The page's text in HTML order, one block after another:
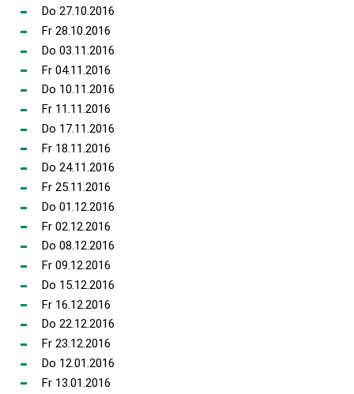
Do 27.10.2016
Fr 28.10.2016
Do 03.11.2016
Fr 04.11.2016
Do 10.11.2016
Fr 11.11.2016
Do 17.11.2016
Fr 18.11.2016
Do 24.11.2016
Fr 25.11.2016
Do 01.12.2016
Fr 02.12.2016
Do 08.12.2016
Fr 09.12.2016
Do 15.12.2016
Fr 16.12.2016
Do 22.12.2016
Fr 23.12.2016
Do 12.01.2016
Fr 13.01.2016